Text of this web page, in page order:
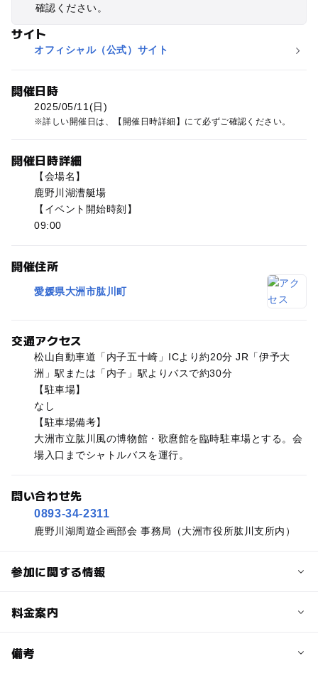
確認ください。
サイト
オフィシャル（公式）サイト
開催日時
2025/05/11(日)
詳しい開催日は、【開催日時詳細】にて必ずご確認ください。
開催日時詳細
【会場名】
鹿野川湖漕艇場
【イベント開始時刻】
09:00
開催住所
愛媛県大洲市肱川町
交通アクセス
松山自動車道「内子五十崎」ICより約20分 JR「伊予大
洲」駅または「内子」駅よりバスで約30分
【駐車場】
なし
【駐車場備考】
大洲市立肱川風の博物館・歌麿館を臨時駐車場とする。会
場入口までシャトルバスを運行。
問い合わせ先
0893-34-2311
鹿野川湖周遊企画部会 事務局（大洲市役所肱川支所内）
参加に関する情報
予約/応募
料金案内
料金について
備考